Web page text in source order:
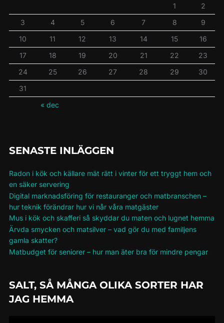
1
2
3
4 5 6 7 8
9
10
11 12 13 14 15
16
17
18 19 20 21 22
23
24
25 26 27 28 29
30
31
« dec
SENASTE INLÄGGEN
Radon i kök och källare mät rätt i vinter för ett tryggt hem och
en säker servering
Digital marknadsföring för restauranger och matbranschen –
hur teknik förändrar hur vi når våra matgäster
Mus i kök och skafferi så skyddar du maten och lugnet hemma
Ärvda smycken och matsilver – vad gör du med familjens
gamla skatter?
Matbudget för seniorer – hur man äter bra för mindre pengar
SALT, SÅ MÅNGA OLIKA SORTER HAR
JAG HEMMA